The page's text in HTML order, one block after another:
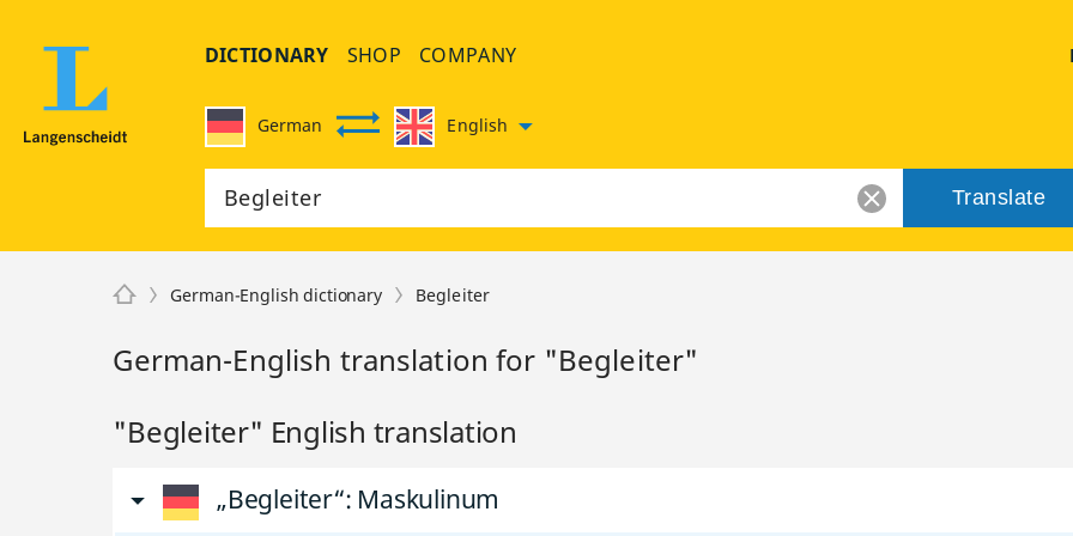
DICTIONARY SHOP COMPANY
German English
Translate
German-English dictionary Begleiter
German-English translation for "Begleiter"
"Begleiter" English translation
„Begleiter“: Maskulinum